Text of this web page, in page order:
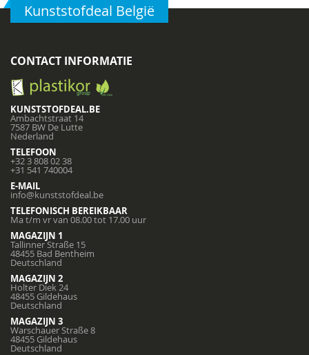
Kunststofdeal België
CONTACT INFORMATIE
KUNSTSTOFDEAL.BE
Ambachtstraat 14
7587 BW De Lutte
Nederland
TELEFOON
+32 3 808 02 38
+31 541 740004
E-MAIL
info@kunststofdeal.be
TELEFONISCH BEREIKBAAR
Ma t/m vr van 08.00 tot 17.00 uur
MAGAZIJN 1
Tallinner Straße 15
48455 Bad Bentheim
Deutschland
MAGAZIJN 2
Holter Diek 24
48455 Gildehaus
Deutschland
MAGAZIJN 3
Warschauer Straße 8
48455 Gildehaus
Deutschland